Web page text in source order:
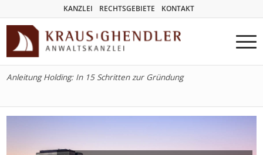
KANZLEI RECHTSGEBIETE KONTAKT
Anleitung Holding: In 15 Schritten zur Gründung